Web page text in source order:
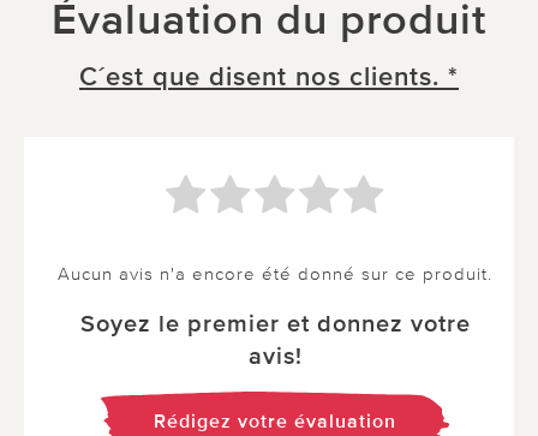
Évaluation du produit
C´est que disent nos clients. *
Aucun avis n'a encore été donné sur ce produit.
Soyez le premier et donnez votre
avis!
Rédigez votre évaluation